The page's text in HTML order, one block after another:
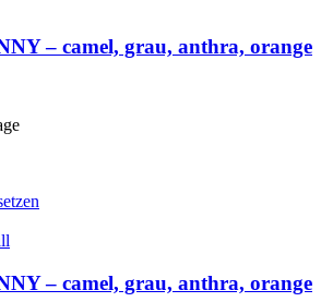
– camel, grau, anthra, orange
– camel, grau, anthra, orange